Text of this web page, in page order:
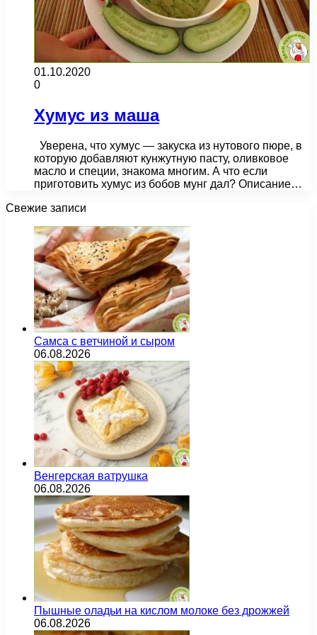
01.10.2020
0
Хумус из маша
Уверена, что хумус — закуска из нутового пюре, в
которую добавляют кунжутную пасту, оливковое
масло и специи, знакома многим. А что если
приготовить хумус из бобов мунг дал? Описание…
Свежие записи
Самса с ветчиной и сыром
06.08.2026
Венгерская ватрушка
06.08.2026
Пышные оладьи на кислом молоке без дрожжей
06.08.2026